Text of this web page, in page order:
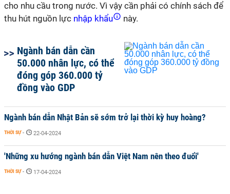
cho nhu cầu trong nước. Vì vậy cần phải có chính sách để
thu hút nguồn lực nhập khẩu này.
Ngành bán dẫn cần
50.000 nhân lực, có thể
đóng góp 360.000 tỷ
đồng vào GDP
Ngành bán dẫn Nhật Bản sẽ sớm trở lại thời kỳ huy hoàng? ​
THỜI SỰ - 22-04-2024
'Những xu hướng ngành bán dẫn Việt Nam nên theo đuổi'
THỜI SỰ - 17-04-2024